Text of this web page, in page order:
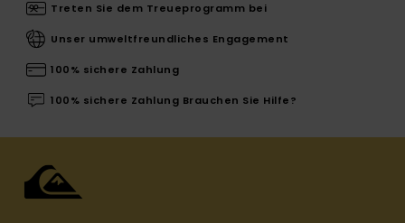
Treten Sie dem Treueprogramm bei
Unser umweltfreundliches Engagement
100% sichere Zahlung
100% sichere Zahlung Brauchen Sie Hilfe?